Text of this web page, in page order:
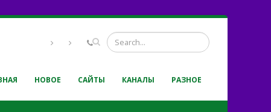
НОВОЕ САЙТЫ КАНАЛЫ РАЗНОЕ